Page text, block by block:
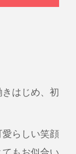
はじめ、初
らしい笑顔